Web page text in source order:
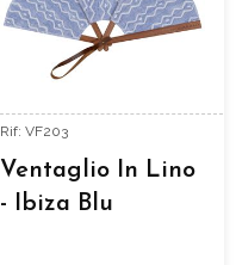
Rif: VF203
Ventaglio In Lino
- Ibiza Blu